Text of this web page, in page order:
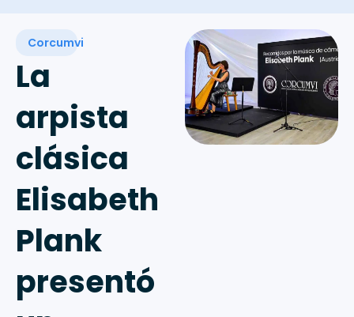
Corcumvi
La
arpista
clásica
Elisabeth
Plank
presentó